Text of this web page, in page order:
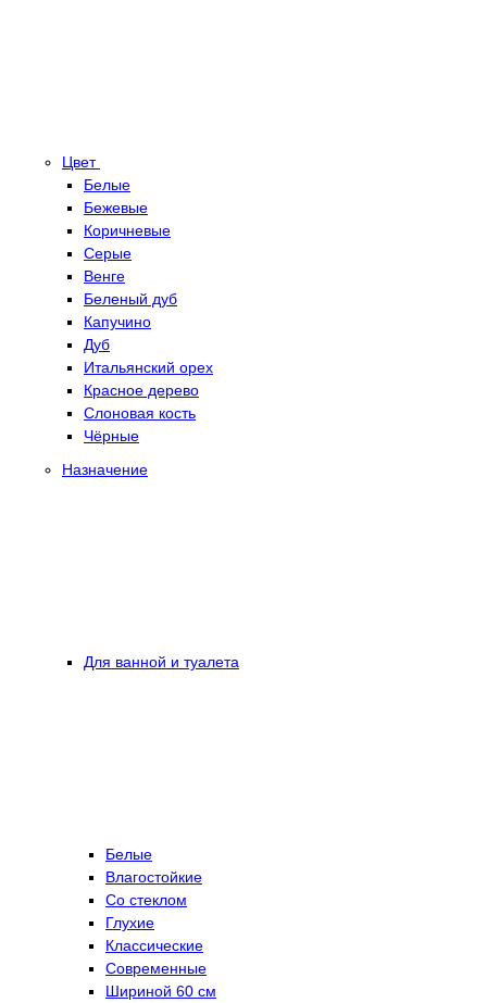
Цвет
Белые
Бежевые
Коричневые
Серые
Венге
Беленый дуб
Капучино
Дуб
Итальянский орех
Красное дерево
Слоновая кость
Чёрные
Назначение
Для ванной и туалета
Белые
Влагостойкие
Со стеклом
Глухие
Классические
Современные
Шириной 60 см